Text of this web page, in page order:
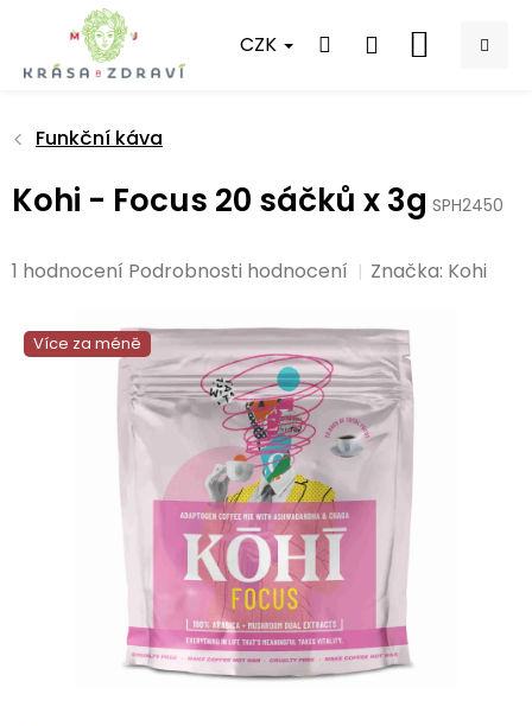
obsah
CZK
NÁKUPNÍ
Funkční káva
Kohi - Focus 20 sáčků x 3g SPH2450
Průměrné
je
1 hodnocení Podrobnosti hodnocení Značka: Kohi
Více za méně